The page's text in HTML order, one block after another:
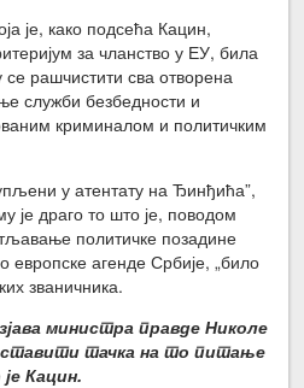
је, како подсећа Кацин,
за чланство у ЕУ, била
рашчистити сва отворена
служби безбедности и
криминалом и политичким
у атентату на Ђинђића”,
је драго то што је, поводом
политичке позадине
агенде Србије, „било
званичника.
министра правде Николе
тачка на то питање
Кацин.